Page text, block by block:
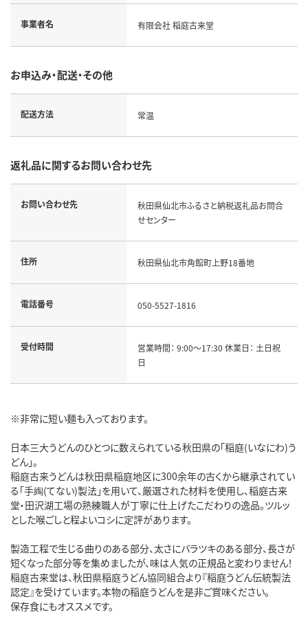
事業者名 有限会社 稲庭古来堂
お申込み・配送・その他
配送方法 常温
返礼品に関するお問い合わせ先
お問い合わせ先
秋田県仙北市ふるさと納税返礼品お問合
せセンター
住所 秋田県仙北市角館町上野18番地
電話番号 050-5527-1816
受付時間
営業時間： 9:00～17:30 休業日： 土日祝
日
※非常に短い麺も入っております。
日本三大うどんのひとつに数えられている秋田県の「稲庭(いなにわ)う
どん」。
稲庭古来うどんは秋田県稲庭地区に300余年の古くから継承されてい
る「手綯(てない)製法」を用いて、厳選された材料を使用し、稲庭古来
堂・田沢湖工場の熟練職人が丁寧に仕上げたこだわりの逸品。ツルッ
とした喉ごしと程よいコシに定評があります。
製造工程で生じる曲りのある部分、太さにバラツキのある部分、長さが
短くなった部分等を集めましたが、味は人気の正規品と変わりません！
稲庭古来堂は、秋田県稲庭うどん協同組合より『稲庭うどん伝統製法
認定』を受けています。本物の稲庭うどんを是非ご賞味ください。
保存食にもオススメです。